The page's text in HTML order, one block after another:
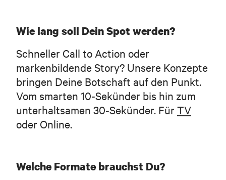
Wie lang soll Dein Spot werden?
Schneller Call to Action oder
markenbildende Story? Unsere Konzepte
bringen Deine Botschaft auf den Punkt.
Vom smarten 10-Sekünder bis hin zum
unterhaltsamen 30-Sekünder. Für TV
oder Online.
Welche Formate brauchst Du?